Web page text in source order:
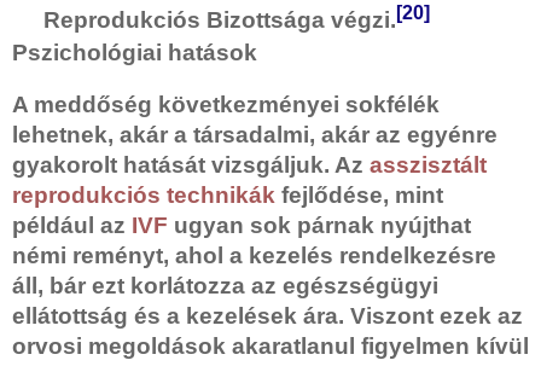
Reprodukciós Bizottsága végzi.[20]
Pszichológiai hatások
A meddőség következményei sokfélék
lehetnek, akár a társadalmi, akár az egyénre
gyakorolt hatását vizsgáljuk. Az asszisztált
reprodukciós technikák fejlődése, mint
például az IVF ugyan sok párnak nyújthat
némi reményt, ahol a kezelés rendelkezésre
áll, bár ezt korlátozza az egészségügyi
ellátottság és a kezelések ára. Viszont ezek az
orvosi megoldások akaratlanul figyelmen kívül